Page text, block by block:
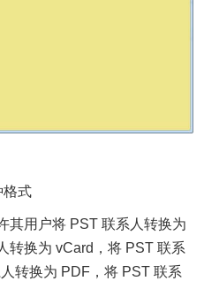
格式
其用户将 PST 联系人转换为
转换为 vCard，将 PST 联系
转换为 PDF，将 PST 联系